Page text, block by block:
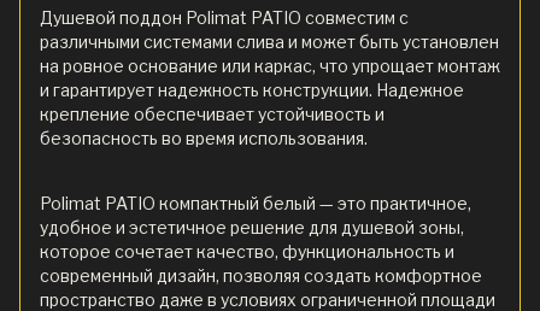
Душевой поддон Polimat PATIO совместим с
различными системами слива и может быть установлен
на ровное основание или каркас, что упрощает монтаж
и гарантирует надежность конструкции. Надежное
крепление обеспечивает устойчивость и
безопасность во время использования.
Polimat PATIO компактный белый — это практичное,
удобное и эстетичное решение для душевой зоны,
которое сочетает качество, функциональность и
современный дизайн, позволяя создать комфортное
пространство даже в условиях ограниченной площади